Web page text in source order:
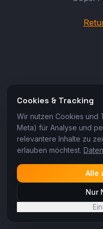
Cookies & Tracking
Wir nutzen Cookies und
Meta) für Analyse und
relevantere Inhalte zu
erlauben möchtest.
Alle
Nur